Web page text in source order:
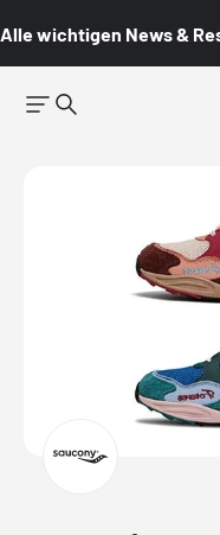
Alle wichtigen News &